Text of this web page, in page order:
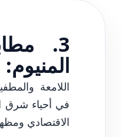
3.
المنيوم:
اللامعة
في أحياء شرق
الاقتصادي